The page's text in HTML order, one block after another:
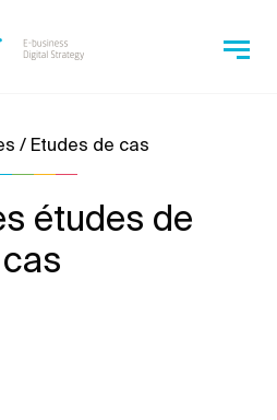
/ Etudes de cas
études de
cas